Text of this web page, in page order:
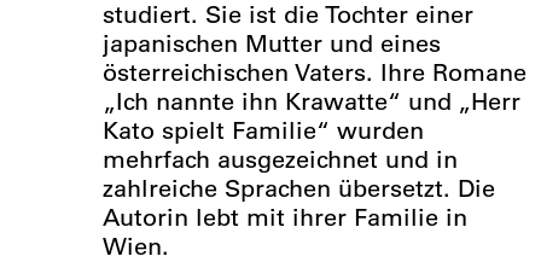
studiert. Sie ist die Tochter einer
japanischen Mutter und eines
österreichischen Vaters. Ihre Romane
„Ich nannte ihn Krawatte“ und „Herr
Kato spielt Familie“ wurden
mehrfach ausgezeichnet und in
zahlreiche Sprachen übersetzt. Die
Autorin lebt mit ihrer Familie in
Wien.